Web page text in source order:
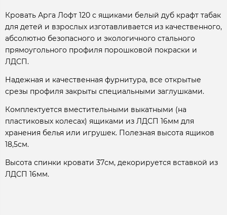
Кровать Арга Лофт 120 с ящиками белый дуб крафт табак
для детей и взрослых изготавливается из качественного,
абсолютно безопасного и экологичного стального
прямоугольного профиля порошковой покраски и
ЛДСП.
Надежная и качественная фурнитура, все открытые
срезы профиля закрыты специальными заглушками.
Комплектуется вместительными выкатными (на
пластиковых колесах) ящиками из ЛДСП 16мм для
хранения белья или игрушек. Полезная высота ящиков
18,5см.
Высота спинки кровати 37см, декорируется вставкой из
ЛДСП 16мм.